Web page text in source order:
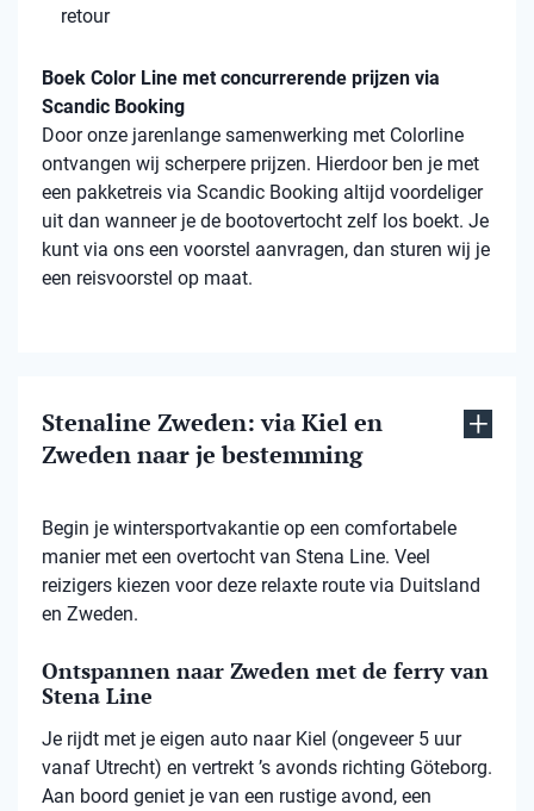
retour
Boek Color Line met concurrerende prijzen via
Scandic Booking
Door onze jarenlange samenwerking met Colorline
ontvangen wij scherpere prijzen. Hierdoor ben je met
een pakketreis via Scandic Booking altijd voordeliger
uit dan wanneer je de bootovertocht zelf los boekt. Je
kunt via ons een voorstel aanvragen, dan sturen wij je
een reisvoorstel op maat.
Stenaline Zweden: via Kiel en
Zweden naar je bestemming
Begin je wintersportvakantie op een comfortabele
manier met een overtocht van Stena Line. Veel
reizigers kiezen voor deze relaxte route via Duitsland
en Zweden.
Ontspannen naar Zweden met de ferry van
Stena Line
Je rijdt met je eigen auto naar Kiel (ongeveer 5 uur
vanaf Utrecht) en vertrekt ’s avonds richting Göteborg.
Aan boord geniet je van een rustige avond, een